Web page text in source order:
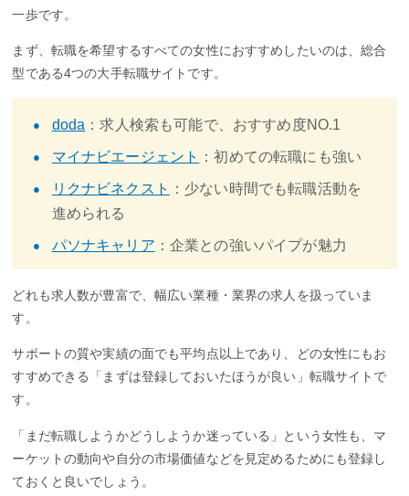
一歩です。
まず、転職を希望するすべての女性におすすめしたいのは、総合
型である4つの大手転職サイトです。
doda ：求人検索も可能で、おすすめ度NO.1
マイナビエージェント ：初めての転職にも強い
リクナビネクスト
：少ない時間でも転職活動を
進められる
パソナキャリア ：企業との強いパイプが魅力
どれも求人数が豊富で、幅広い業種・業界の求人を扱っていま
す。
サポートの質や実績の面でも平均点以上であり、どの女性にもお
すすめできる「まずは登録しておいたほうが良い」転職サイトで
す。
「まだ転職しようかどうしようか迷っている」という女性も、マ
ーケットの動向や自分の市場価値などを見定めるためにも登録し
ておくと良いでしょう。